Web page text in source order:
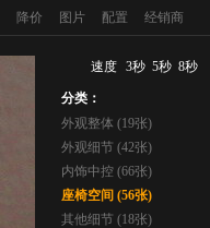
降价 图片 配置 经销商
速度 3秒 5秒 8秒
分类：
外观整体 (19张)
外观细节 (42张)
内饰中控 (66张)
座椅空间 (56张)
其他细节 (18张)